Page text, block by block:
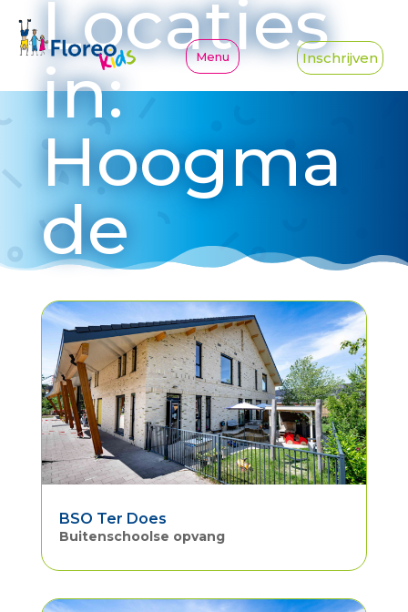
Inschrijven
Locaties
in:
Hoogma
de
BSO Ter Does
Buitenschoolse opvang